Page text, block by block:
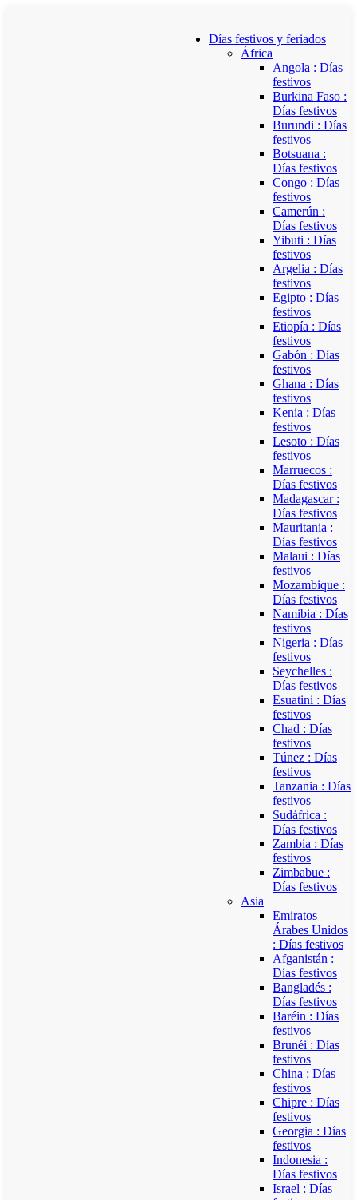
Días festivos y feriados
África
Angola : Días
festivos
Burkina Faso :
Días festivos
Burundi : Días
festivos
Botsuana :
Días festivos
Congo : Días
festivos
Camerún :
Días festivos
Yibuti : Días
festivos
Argelia : Días
festivos
Egipto : Días
festivos
Etiopía : Días
festivos
Gabón : Días
festivos
Ghana : Días
festivos
Kenia : Días
festivos
Lesoto : Días
festivos
Marruecos :
Días festivos
Madagascar :
Días festivos
Mauritania :
Días festivos
Malaui : Días
festivos
Mozambique :
Días festivos
Namibia : Días
festivos
Nigeria : Días
festivos
Seychelles :
Días festivos
Esuatini : Días
festivos
Chad : Días
festivos
Túnez : Días
festivos
Tanzania : Días
festivos
Sudáfrica :
Días festivos
Zambia : Días
festivos
Zimbabue :
Días festivos
Asia
Emiratos
Árabes Unidos
: Días festivos
Afganistán :
Días festivos
Bangladés :
Días festivos
Baréin : Días
festivos
Brunéi : Días
festivos
China : Días
festivos
Chipre : Días
festivos
Georgia : Días
festivos
Indonesia :
Días festivos
Israel : Días